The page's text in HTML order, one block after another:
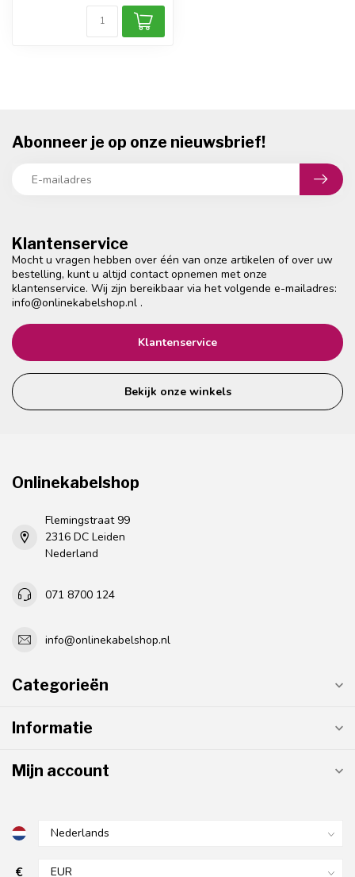
Klantenservice
Mocht u vragen hebben over één van onze artikelen of over uw
bestelling, kunt u altijd contact opnemen met onze
klantenservice. Wij zijn bereikbaar via het volgende e-mailadres:
info@onlinekabelshop.nl .
Klantenservice
Bekijk onze winkels
Abonneer je op onze nieuwsbrief!
Onlinekabelshop
Flemingstraat 99
2316 DC Leiden
Nederland
071 8700 124
info@onlinekabelshop.nl
Categorieën
Informatie
Mijn account
€